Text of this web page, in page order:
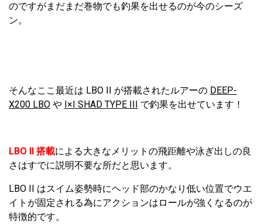
のですがまだまだ巻物でも釣果を出せるのが今のシーズ
ン。
そんなここ最近は LBO II が搭載されたルアーの DEEP-
X200 LBO や I×I SHAD TYPE III で釣果を出せています！
LBO II 搭載による大きなメリットの飛距離や泳ぎ出しの良
さはすでに説明不要な所だと思います。
LBO II はスイム姿勢時にヘッド部のかなり低い位置でウエ
イトが固定される為にアクションはロールが強くなるのが
特徴的です。